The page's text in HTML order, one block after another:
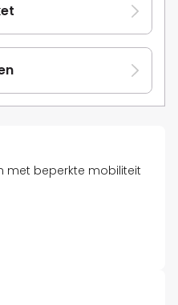
met beperkte mobiliteit